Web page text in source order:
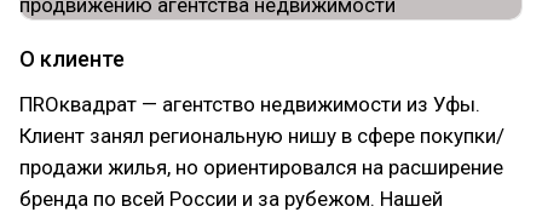
О клиенте
ПROквадрат — агентство недвижимости из Уфы.
Клиент занял региональную нишу в сфере покупки/
продажи жилья, но ориентировался на расширение
бренда по всей России и за рубежом. Нашей